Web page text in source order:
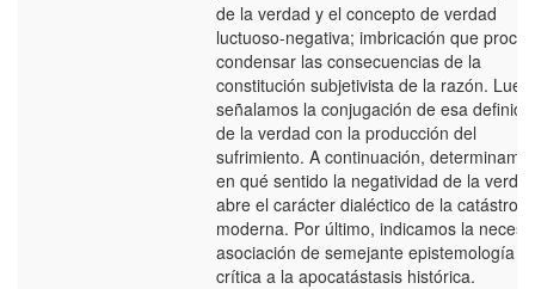
de la verdad y el concepto de verdad
luctuoso-negativa; imbricación que
condensar las consecuencias de la
constitución subjetivista de la razón.
señalamos la conjugación de esa
de la verdad con la producción del
sufrimiento. A continuación,
en qué sentido la negatividad de la
abre el carácter dialéctico de la catástrofe
moderna. Por último, indicamos la
asociación de semejante epistemología
crítica a la apocatástasis histórica.